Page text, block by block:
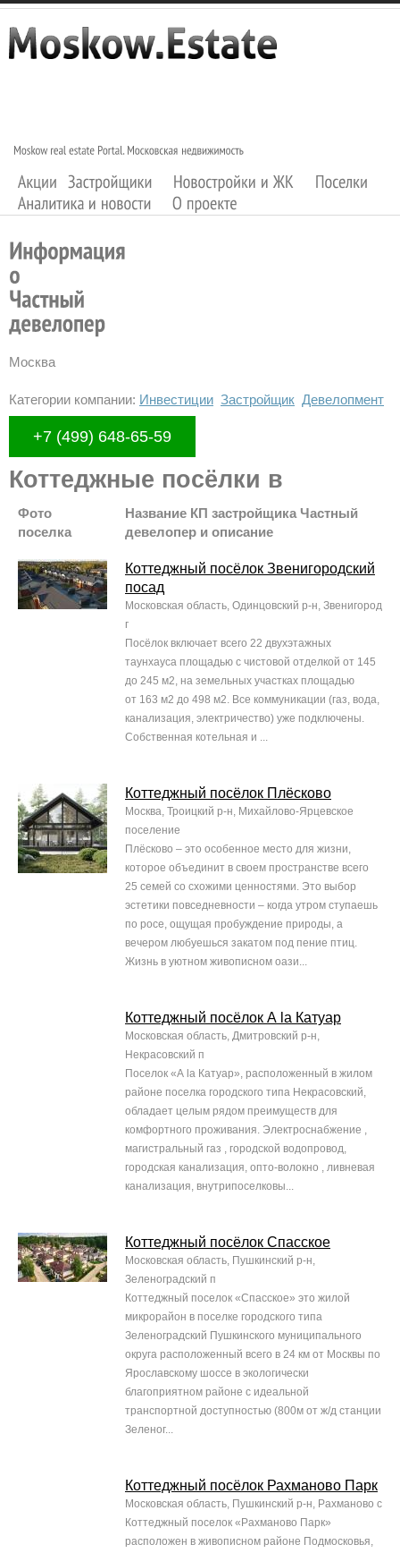
Москва
Категории компании: Инвестиции Застройщик Девелопмент
+7 (499) 648-65-59
Коттеджные посёлки в
Фото
поселка
Название КП застройщика Частный
девелопер и описание
Коттеджный посёлок Звенигородский
посад
Московская область, Одинцовский р-н, Звенигород
г
Посёлок включает всего 22 двухэтажных
таунхауса площадью с чистовой отделкой от 145
до 245 м2, на земельных участках площадью
от 163 м2 до 498 м2. Все коммуникации (газ, вода,
канализация, электричество) уже подключены.
Собственная котельная и ...
Коттеджный посёлок Плёсково
Москва, Троицкий р-н, Михайлово-Ярцевское
поселение
Плёсково – это особенное место для жизни,
которое объединит в своем пространстве всего
25 семей со схожими ценностями. Это выбор
эстетики повседневности – когда утром ступаешь
по росе, ощущая пробуждение природы, а
вечером любуешься закатом под пение птиц.
Жизнь в уютном живописном оази...
Коттеджный посёлок А la Катуар
Московская область, Дмитровский р-н,
Некрасовский п
Поселок «А la Катуар», расположенный в жилом
районе поселка городского типа Некрасовский,
обладает целым рядом преимуществ для
комфортного проживания. Электроснабжение ,
магистральный газ , городской водопровод,
городская канализация, опто-волокно , ливневая
канализация, внутрипоселковы...
Коттеджный посёлок Спасское
Московская область, Пушкинский р-н,
Зеленоградский п
Коттеджный поселок «Спасское» это жилой
микрорайон в поселке городского типа
Зеленоградский Пушкинского муниципального
округа расположенный всего в 24 км от Москвы по
Ярославскому шоссе в экологически
благоприятном районе с идеальной
транспортной доступностью (800м от ж/д станции
Зеленог...
Коттеджный посёлок Рахманово Парк
Московская область, Пушкинский р-н, Рахманово с
Коттеджный поселок «Рахманово Парк»
расположен в живописном районе Подмосковья,